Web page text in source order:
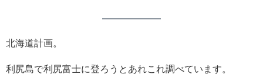
北海道計画。
利尻島で利尻富士に登ろうとあれこれ調べています。